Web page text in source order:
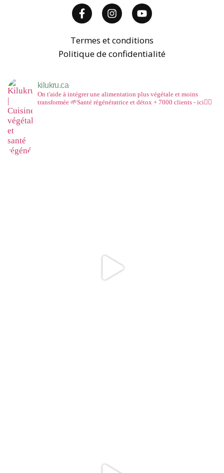
Termes et conditions
Politique de confidentialité
kilukru.ca
On t'aide à intégrer une alimentation plus végétale et moins
transformée 🌱Santé régénératrice et détox + 7000 clients - ici👇🏻